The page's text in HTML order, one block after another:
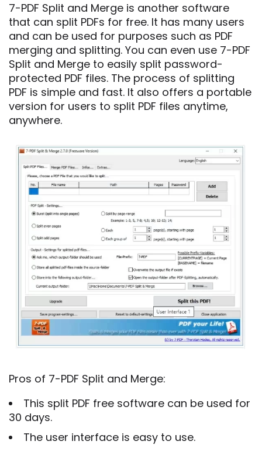
7-PDF Split and Merge is another software
that can split PDFs for free. It has many users
and can be used for purposes such as PDF
merging and splitting. You can even use 7-PDF
Split and Merge to easily split password-
protected PDF files. The process of splitting
PDF is simple and fast. It also offers a portable
version for users to split PDF files anytime,
anywhere.
Pros of 7-PDF Split and Merge:
This split PDF free software can be used for
30 days.
The user interface is easy to use.